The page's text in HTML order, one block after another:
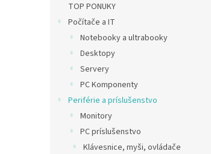
TOP PONUKY
Počítače a IT
Notebooky a ultrabooky
Desktopy
Servery
PC Komponenty
Periférie a príslušenstvo
Monitory
PC príslušenstvo
Klávesnice, myši, ovládače